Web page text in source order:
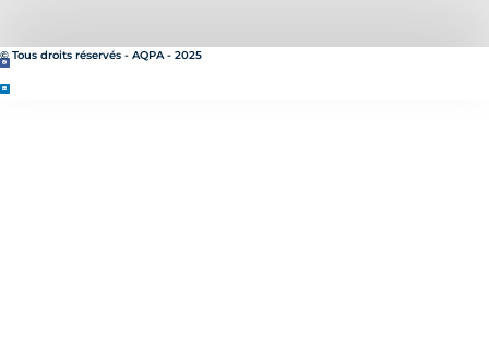
© Tous droits réservés - AQPA - 2025